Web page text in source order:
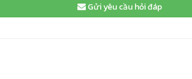
Gửi yêu cầu hỏi đáp